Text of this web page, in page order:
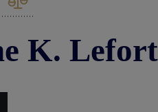
K. Lefort